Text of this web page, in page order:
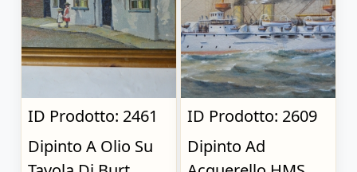
ID Prodotto: 2461
Dipinto A Olio Su
ID Prodotto: 2609
Dipinto Ad